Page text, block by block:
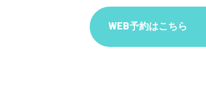
WEB予約はこちら